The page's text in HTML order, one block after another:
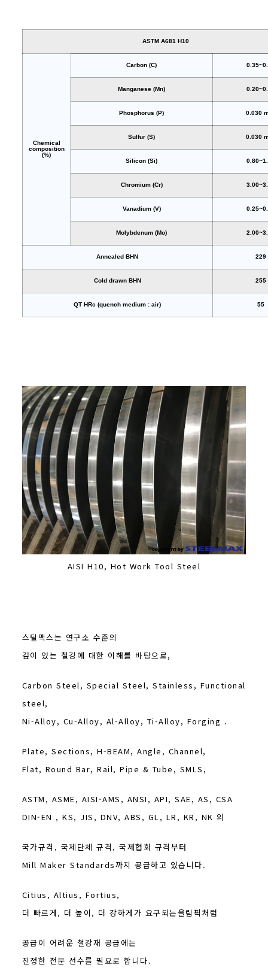
ASTM A681 H10
Chemical
composition
(%)
Carbon (C)
Manganese (Mn)
Phosphorus (P) 0.030
Sulfur (S) 0.030
Silicon (Si)
Chromium (Cr)
Vanadium (V)
Molybdenum (Mo)
Annealed BHN 229
Cold drawn BHN 255
QT HRc (quench medium : air) 55
AISI H10, Hot Work Tool Steel
스틸맥스는 연구소 수준의
깊이 있는 철강에 대한 이해를 바탕으로,
Carbon Steel, Special Steel, Stainless, Functional
steel,
Ni-Alloy, Cu-Alloy, Al-Alloy, Ti-Alloy, Forging .
Plate, Sections, H-BEAM, Angle, Channel,
Flat, Round Bar, Rail, Pipe & Tube, SMLS,
ASTM, ASME, AISI-AMS, ANSI, API, SAE, AS, CSA
DIN-EN , KS, JIS, DNV, ABS, GL, LR, KR, NK 의
국가규격, 국제단체 규격, 국제협회 규격부터
Mill Maker Standards까지 공급하고 있습니다.
Citius, Altius, Fortius,
더 빠르게, 더 높이, 더 강하게가 요구되는올림픽처럼
공급이 어려운 철강재 공급에는
진정한 전문 선수를 필요로 합니다.